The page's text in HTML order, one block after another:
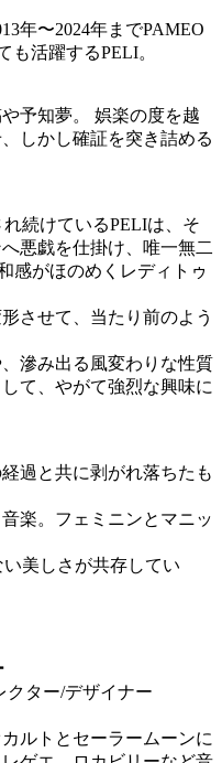
年〜2024年までPAMEO
も活躍するPELI。
予知夢。 娯楽の度を越
しかし確証を突き詰める
続けているPELIは、そ
悪戯を仕掛け、唯一無二
感がほのめくレディトゥ
させて、当たり前のよう
滲み出る風変わりな性質
て、やがて強烈な興味に
過と共に剥がれ落ちたも
楽。フェミニンとマニッ
美しさが共存してい
クター/デザイナー
ルトとセーラームーンに